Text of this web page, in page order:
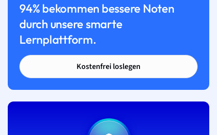
94% bekommen bessere Noten
durch unsere smarte
Lernplattform.
Kostenfrei loslegen